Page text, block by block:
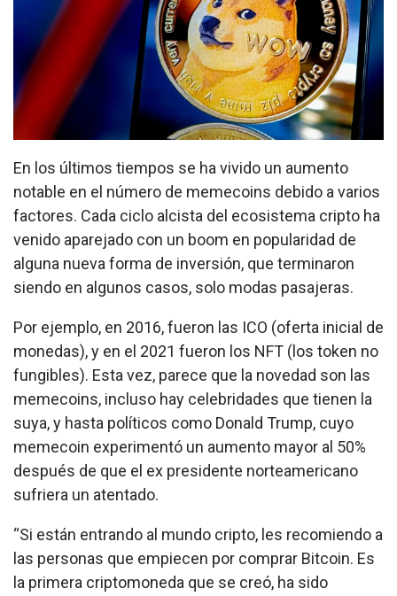
En los últimos tiempos se ha vivido un aumento
notable en el número de memecoins debido a varios
factores. Cada ciclo alcista del ecosistema cripto ha
venido aparejado con un boom en popularidad de
alguna nueva forma de inversión, que terminaron
siendo en algunos casos, solo modas pasajeras.
Por ejemplo, en 2016, fueron las ICO (oferta inicial de
monedas), y en el 2021 fueron los NFT (los token no
fungibles). Esta vez, parece que la novedad son las
memecoins, incluso hay celebridades que tienen la
suya, y hasta políticos como Donald Trump, cuyo
memecoin experimentó un aumento mayor al 50%
después de que el ex presidente norteamericano
sufriera un atentado.
“Si están entrando al mundo cripto, les recomiendo a
las personas que empiecen por comprar Bitcoin. Es
la primera criptomoneda que se creó, ha sido